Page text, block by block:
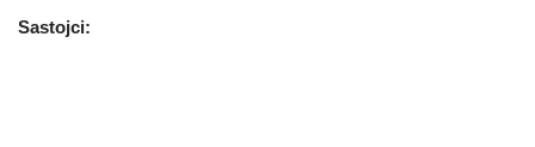
Sastojci: